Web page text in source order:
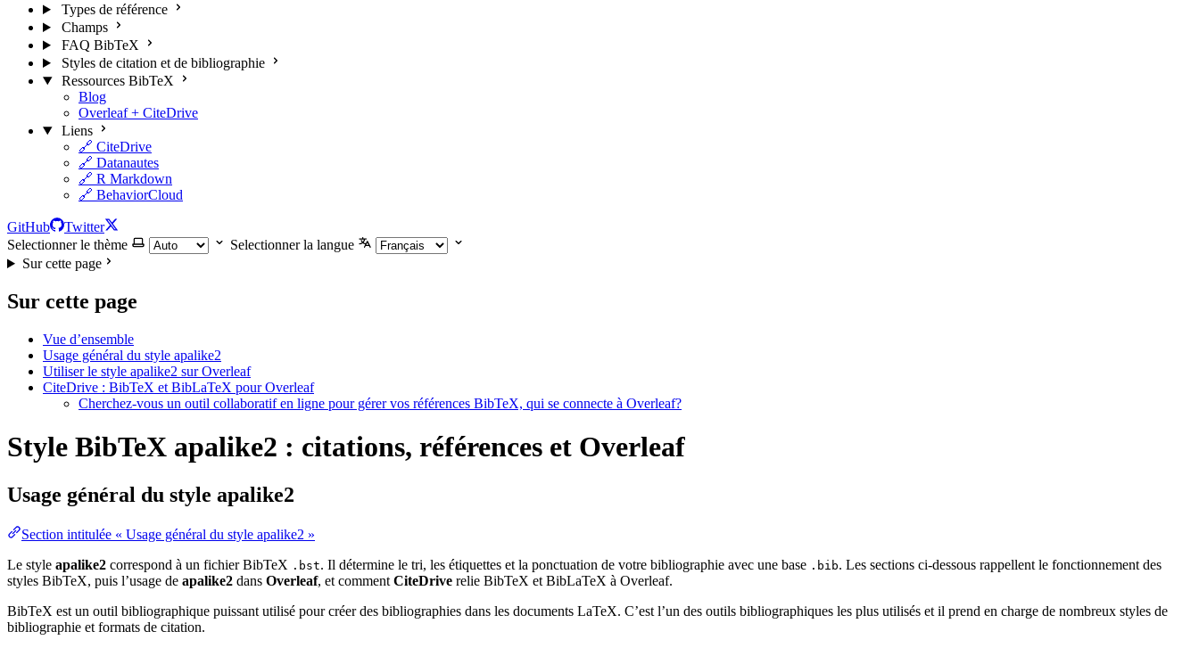
Types de référence
Champs
FAQ BibTeX
Styles de citation et de bibliographie
Ressources BibTeX
Blog
Overleaf + CiteDrive
Liens
🔗 CiteDrive
🔗 Datanautes
🔗 R Markdown
🔗 BehaviorCloud
GitHub
Twitter
Selectionner le thème
Selectionner la langue
Sur cette page
Sur cette page
Vue d’ensemble
Usage général du style apalike2
Utiliser le style apalike2 sur Overleaf
CiteDrive : BibTeX et BibLaTeX pour Overleaf
Cherchez-vous un outil collaboratif en ligne pour gérer vos références BibTeX, qui se connecte à Overleaf?
Style BibTeX apalike2 : citations, références et Overleaf
Usage général du style apalike2
Section intitulée « Usage général du style apalike2 »
Le style apalike2 correspond à un fichier BibTeX .bst. Il détermine le tri, les étiquettes et la ponctuation de votre bibliographie avec une base .bib. Les sections ci-dessous rappellent le fonctionnement des
styles BibTeX, puis l’usage de apalike2 dans Overleaf, et comment CiteDrive relie BibTeX et BibLaTeX à Overleaf.
BibTeX est un outil bibliographique puissant utilisé pour créer des bibliographies dans les documents LaTeX. C’est l’un des outils bibliographiques les plus utilisés et il prend en charge de nombreux styles de
bibliographie et formats de citation.